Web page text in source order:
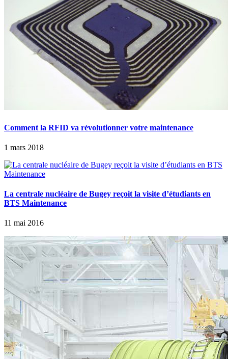
Comment la RFID va révolutionner votre maintenance
1 mars 2018
La centrale nucléaire de Bugey reçoit la visite d’étudiants en
BTS Maintenance
11 mai 2016